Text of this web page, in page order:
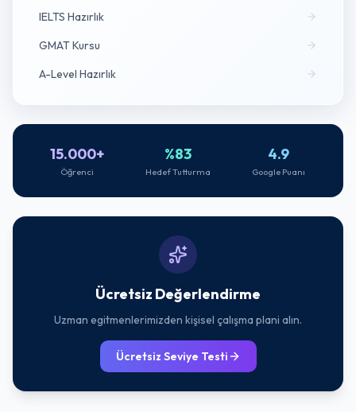
IELTS Hazırlık
GMAT Kursu
A-Level Hazırlık
15.000+
Öğrenci
%83
Hedef Tutturma
4.9
Google Puanı
Ücretsiz Değerlendirme
Uzman egitmenlerimizden kişisel çalışma plani alın.
Ücretsiz Seviye Testi